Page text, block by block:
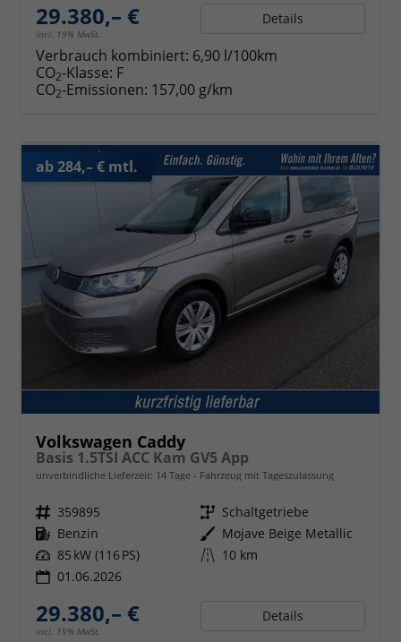
29.380,– €
incl. 19% MwSt.
Details
Verbrauch kombiniert: 6,90 l/100km
CO2-Klasse: F
CO2-Emissionen: 157,00 g/km
ab 284,– € mtl.
Volkswagen Caddy
Basis 1.5TSI ACC Kam GV5 App
unverbindliche Lieferzeit: 14 Tage Fahrzeug mit Tageszulassung
Fahrzeugnr. 359895 Getriebe Schaltgetriebe
Kraftstoff Benzin Außenfarbe Mojave Beige Metallic
Leistung 85 kW (116 PS) Kilometerstand 10 km
01.06.2026
29.380,– €
incl. 19% MwSt.
Details